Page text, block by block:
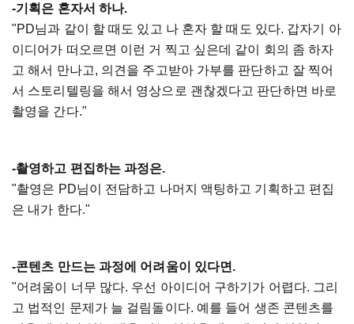
-기획은 혼자서 하나.
"PD님과 같이 할 때도 있고 나 혼자 할 때도 있다. 갑자기 아
이디어가 떠오르면 이런 거 찍고 싶은데 같이 회의 좀 하자
고 해서 만나고, 의견을 주고받아 가부를 판단하고 잘 찍어
서 스토리텔링을 해서 영상으로 괜찮겠다고 판단하면 바로
촬영을 간다."
-촬영하고 편집하는 과정은.
"촬영은 PD님이 전담하고 나머지 액팅하고 기획하고 편집
은 내가 한다."
-콘텐츠 만드는 과정에 어려움이 있다면.
"어려움이 너무 많다. 우선 아이디어 구하기가 어렵다. 그리
고 법적인 문제가 늘 걸림돌이다. 예를 들어 생존 콘텐츠를